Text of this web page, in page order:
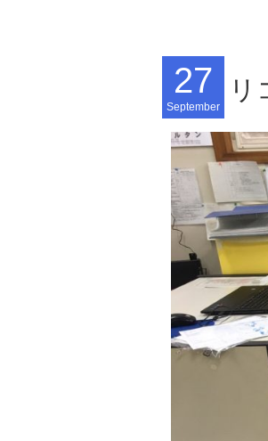
27
September
リ